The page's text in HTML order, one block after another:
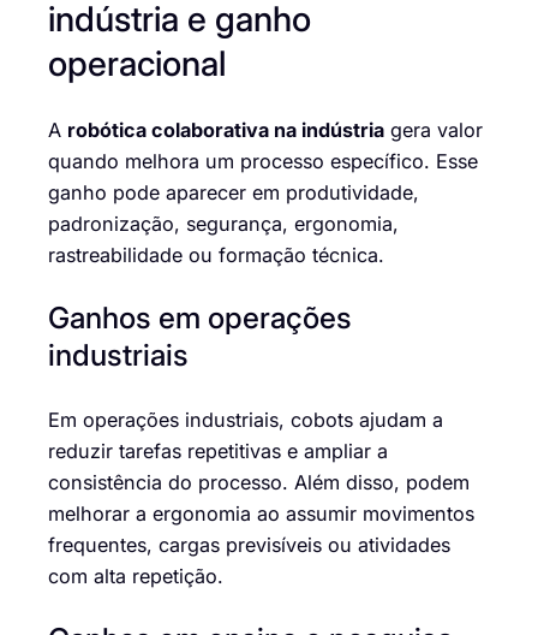
indústria e ganho
operacional
A robótica colaborativa na indústria gera valor
quando melhora um processo específico. Esse
ganho pode aparecer em produtividade,
padronização, segurança, ergonomia,
rastreabilidade ou formação técnica.
Ganhos em operações
industriais
Em operações industriais, cobots ajudam a
reduzir tarefas repetitivas e ampliar a
consistência do processo. Além disso, podem
melhorar a ergonomia ao assumir movimentos
frequentes, cargas previsíveis ou atividades
com alta repetição.